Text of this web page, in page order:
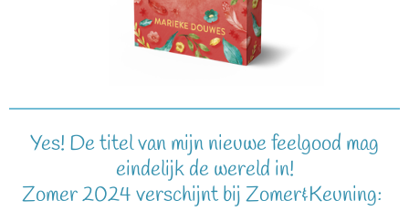
Yes! De titel van mijn nieuwe feelgood mag
eindelijk de wereld in!
Zomer 2024 verschijnt bij Zomer&Keuning: